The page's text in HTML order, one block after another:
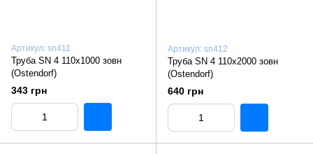
Артикул: sn411
Труба SN 4 110x1000 зовн
(Ostendorf)
343 грн
Артикул: sn412
Труба SN 4 110x2000 зовн
(Ostendorf)
640 грн